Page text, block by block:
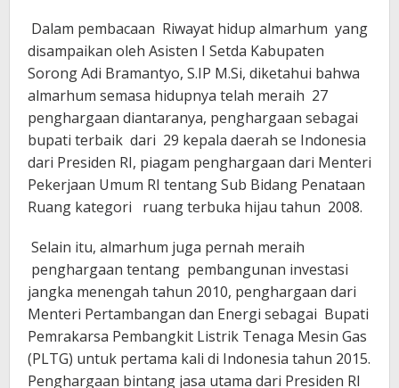
Dalam pembacaan Riwayat hidup almarhum yang
disampaikan oleh Asisten I Setda Kabupaten
Sorong Adi Bramantyo, S.IP M.Si, diketahui bahwa
almarhum semasa hidupnya telah meraih 27
penghargaan diantaranya, penghargaan sebagai
bupati terbaik dari 29 kepala daerah se Indonesia
dari Presiden RI, piagam penghargaan dari Menteri
Pekerjaan Umum RI tentang Sub Bidang Penataan
Ruang kategori ruang terbuka hijau tahun 2008.
Selain itu, almarhum juga pernah meraih
penghargaan tentang pembangunan investasi
jangka menengah tahun 2010, penghargaan dari
Menteri Pertambangan dan Energi sebagai Bupati
Pemrakarsa Pembangkit Listrik Tenaga Mesin Gas
(PLTG) untuk pertama kali di Indonesia tahun 2015.
Penghargaan bintang jasa utama dari Presiden RI